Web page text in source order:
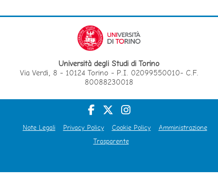
Università degli Studi di Torino
Via Verdi, 8 - 10124 Torino - P.I. 02099550010- C.F.
80088230018
Note Legali Privacy Policy Cookie Policy
Amministrazione
Trasparente